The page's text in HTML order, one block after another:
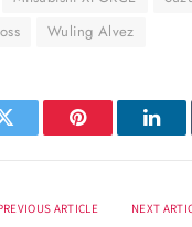
Wuling Alvez
Twitter Pinterest
ARTICLE NEXT